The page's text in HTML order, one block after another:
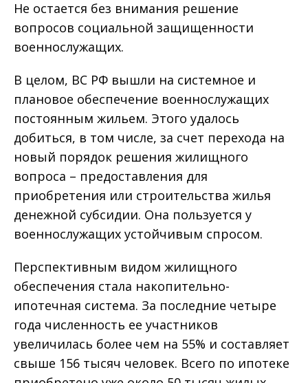
Не остается без внимания решение
вопросов социальной защищенности
военнослужащих.
В целом, ВС РФ вышли на системное и
плановое обеспечение военнослужащих
постоянным жильем. Этого удалось
добиться, в том числе, за счет перехода на
новый порядок решения жилищного
вопроса – предоставления для
приобретения или строительства жилья
денежной субсидии. Она пользуется у
военнослужащих устойчивым спросом.
Перспективным видом жилищного
обеспечения стала накопительно-
ипотечная система. За последние четыре
года численность ее участников
увеличилась более чем на 55% и составляет
свыше 156 тысяч человек. Всего по ипотеке